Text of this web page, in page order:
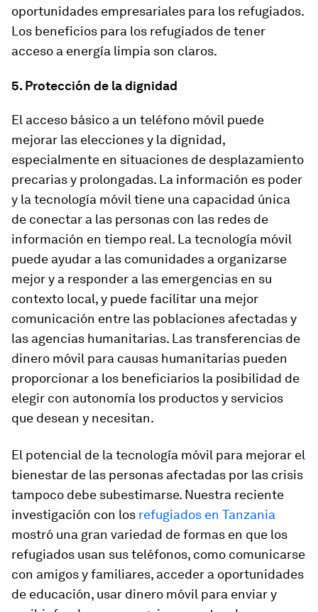
oportunidades empresariales para los refugiados.
Los beneficios para los refugiados de tener
acceso a energía limpia son claros.
5. Protección de la dignidad
El acceso básico a un teléfono móvil puede
mejorar las elecciones y la dignidad,
especialmente en situaciones de desplazamiento
precarias y prolongadas. La información es poder
y la tecnología móvil tiene una capacidad única
de conectar a las personas con las redes de
información en tiempo real. La tecnología móvil
puede ayudar a las comunidades a organizarse
mejor y a responder a las emergencias en su
contexto local, y puede facilitar una mejor
comunicación entre las poblaciones afectadas y
las agencias humanitarias. Las transferencias de
dinero móvil para causas humanitarias pueden
proporcionar a los beneficiarios la posibilidad de
elegir con autonomía los productos y servicios
que desean y necesitan.
El potencial de la tecnología móvil para mejorar el
bienestar de las personas afectadas por las crisis
tampoco debe subestimarse. Nuestra reciente
investigación con los refugiados en Tanzania
mostró una gran variedad de formas en que los
refugiados usan sus teléfonos, como comunicarse
con amigos y familiares, acceder a oportunidades
de educación, usar dinero móvil para enviar y